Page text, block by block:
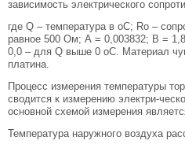
зависимость электрического
где Q – температура в оС; Rо –
равное 500 Ом; А = 0,003832; В =
0,0 – для Q выше 0 оС. Материал
платина.
Процесс измерения температуры
сводится к измерению электри-
основной схемой измерения
Температура наружного воздуха